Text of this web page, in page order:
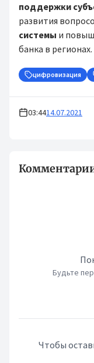
поддержки
развития
системы и
банка в регионах.
цифровизация
03:4414.07.2021
Будьте
Чтобы